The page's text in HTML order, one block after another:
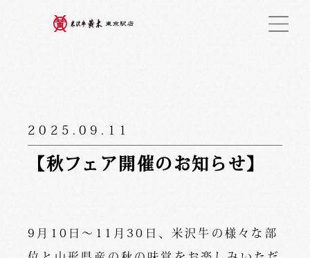
2025.09.11
【秋フェア開催のお知らせ】
9月10日〜11月30日、米沢牛の様々な部